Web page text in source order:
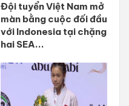
Đội tuyển Việt Nam mở
màn bằng cuộc đối đầu
với Indonesia tại chặng
hai SEA...